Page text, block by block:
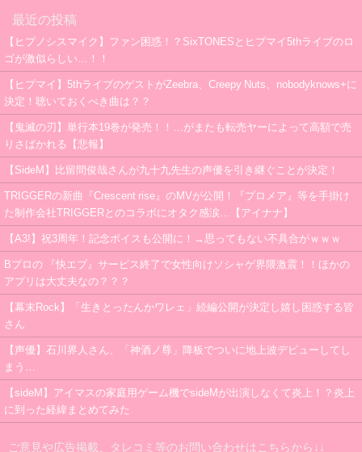
最近の投稿
【ヒプノシスマイク】ファン困惑！？SixTONESとヒプマイ5thライブのロ
ゴが激似らしい…！！
【ヒプマイ】5thライブのゲストがZeebra、Creepy Nuts、nobodyknows+に
決定！聴いておくべき曲は？？
【鬼滅の刃】単行本19巻が発売！！…がまたも転売ヤーによって高額で売
りさばかれる【悲報】
【SideM】比留間俊哉さんが九十九先生の声優を引き継ぐことが決定！
TRIGGERの新曲『Crescent rise』のMVが公開！『プロメア』等を手掛け
た制作会社TRIGGERとのコラボにオタク感涙…【アイナナ】
【A3!】祝3周年！記念ボイスも公開に！→思ってもない不具合がｗｗｗ
Bプロの 『快エブ』サービス終了で女性向けソシャゲ界隈激震！！ほかの
アプリは大丈夫なの？？？
【幕末Rock】「生きとったんかワレェ」続編公開が決定し嬉し困惑する皆
さん
【声優】石川界人さん、「神酒ノ尊」降板でついに地上波デビューしてし
まう…
【sideM】アイマスの家庭用ゲーム機でsideMが出演しなくて炎上！？炎上
に到った経緯まとめてみた
ご意見や広告掲載、タレコミ等のお問い合わせはこちらから↓↓